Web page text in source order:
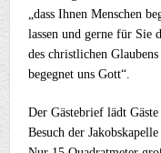
„dass Ihnen Menschen
lassen und gerne für Sie
des christlichen
begegnet uns Gott“.
Der Gästebrief lädt
Besuch der